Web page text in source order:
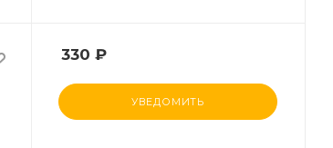
330 ₽
УВЕДОМИТЬ